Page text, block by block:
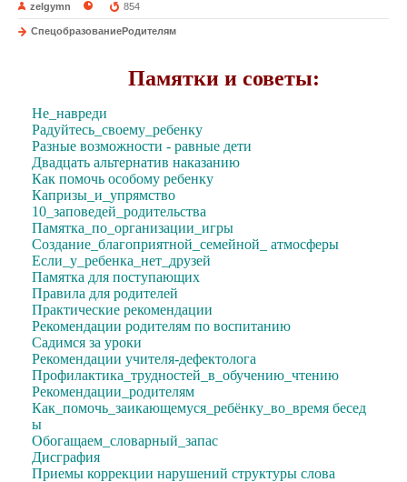
zelgymn 854
СпецобразованиеРодителям
Памятки и советы:
Не_навреди
Радуйтесь_своему_ребенку
Разные возможности - равные дети
Двадцать альтернатив наказанию
Как помочь особому ребенку
Капризы_и_упрямство
10_заповедей_родительства
Памятка_по_организации_игры
Создание_благоприятной_семейной_ атмосферы
Если_у_ребенка_нет_друзей
Памятка для поступающих
Правила для родителей
Практические рекомендации
Рекомендации родителям по воспитанию
Садимся за уроки
Рекомендации учителя-дефектолога
Профилактика_трудностей_в_обучению_чтению
Рекомендации_родителям
Как_помочь_заикающемуся_ребёнку_во_время бесед
ы
Обогащаем_словарный_запас
Дисграфия
Приемы коррекции нарушений структуры слова